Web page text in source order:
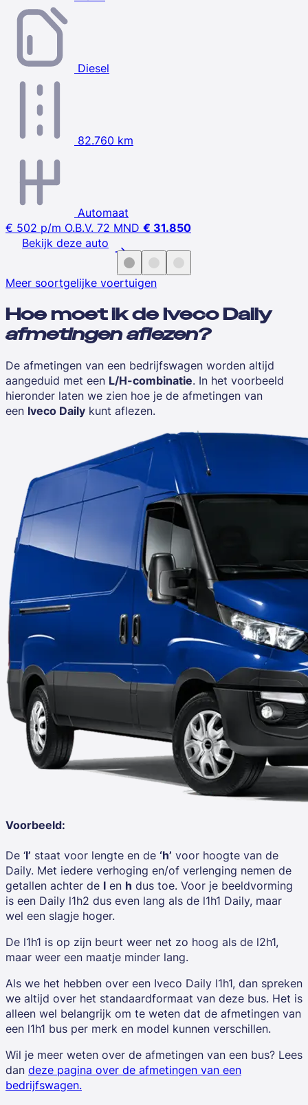
Diesel
82.760 km
Automaat
€ 502 p/m O.B.V. 72 MND € 31.850
Bekijk deze auto
Meer soortgelijke voertuigen
Hoe moet ik de Iveco Daily
afmetingen aflezen?
De afmetingen van een bedrijfswagen worden altijd
aangeduid met een L/H-combinatie. In het voorbeeld
hieronder laten we zien hoe je de afmetingen van
een Iveco Daily kunt aflezen.
Voorbeeld:
De ‘l’ staat voor lengte en de ‘h’ voor hoogte van de
Daily. Met iedere verhoging en/of verlenging nemen de
getallen achter de l en h dus toe. Voor je beeldvorming
is een Daily l1h2 dus even lang als de l1h1 Daily, maar
wel een slagje hoger.
De l1h1 is op zijn beurt weer net zo hoog als de l2h1,
maar weer een maatje minder lang.
Als we het hebben over een Iveco Daily l1h1, dan spreken
we altijd over het standaardformaat van deze bus. Het is
alleen wel belangrijk om te weten dat de afmetingen van
een l1h1 bus per merk en model kunnen verschillen.
Wil je meer weten over de afmetingen van een bus? Lees
dan deze pagina over de afmetingen van een
bedrijfswagen.